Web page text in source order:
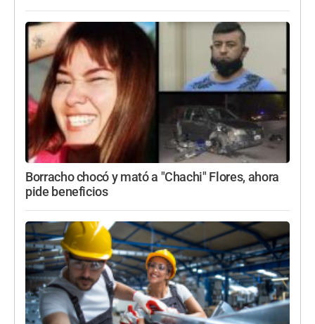
Borracho chocó y mató a "Chachi" Flores, ahora
pide beneficios